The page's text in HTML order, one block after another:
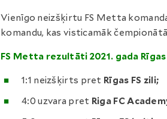
Vienīgo neizšķirtu FS Metta
komandu, kas visticamāk
FS Metta rezultāti 2021. gada
1:1 neizšķirts pret Rīgas FS zili;
4:0 uzvara pret Riga FC